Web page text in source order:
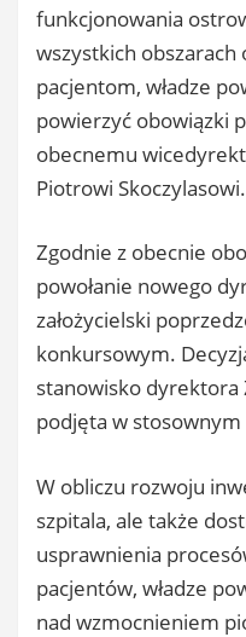
funkcjonowania
wszystkich obszarach
pacjentom, władze
powierzyć obowiązki
obecnemu
Piotrowi Skoczylasowi.
Zgodnie z obecnie
powołanie nowego
założycielski
konkursowym.
stanowisko dyrektora
podjęta w stosownym
W obliczu rozwoju
szpitala, ale także
usprawnienia
pacjentów, władze
nad wzmocnieniem